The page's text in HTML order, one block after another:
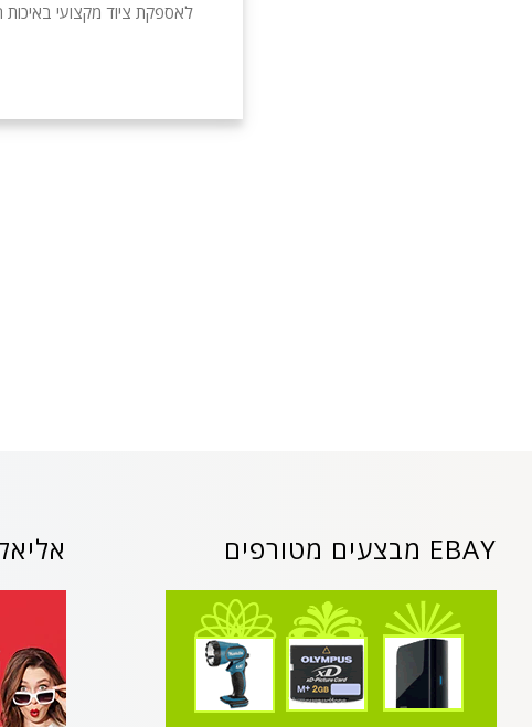
לאספקת ציוד מקצועי באיכות
EBAY מבצעים מטורפים